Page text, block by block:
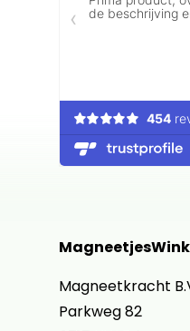
Magneetkracht
Parkweg 82